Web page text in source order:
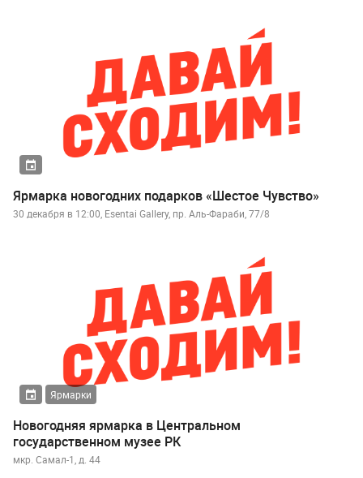
Ярмарка новогодних подарков «Шестое Чувство»
30 декабря в 12:00, Esentai Gallery, пр. Аль-Фараби, 77/8
Ярмарки
Новогодняя ярмарка в Центральном
государственном музее РК
мкр. Самал-1, д. 44